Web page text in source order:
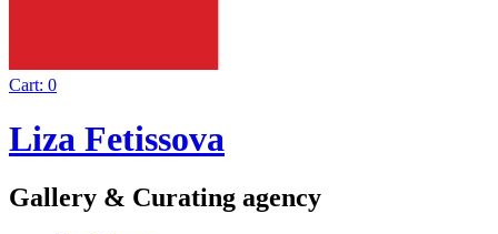
Cart: 0
Liza Fetissova
Gallery & Curating agency